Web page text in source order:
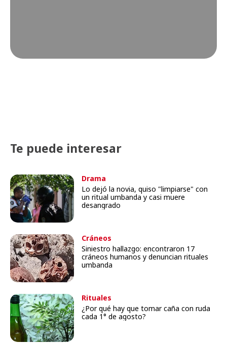
Te puede interesar
Drama
Lo dejó la novia, quiso "limpiarse" con
un ritual umbanda y casi muere
desangrado
Cráneos
Siniestro hallazgo: encontraron 17
cráneos humanos y denuncian rituales
umbanda
Rituales
¿Por qué hay que tomar caña con ruda
cada 1° de agosto?